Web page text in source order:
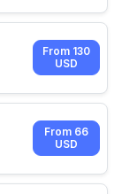
From 130
USD
From 66
USD